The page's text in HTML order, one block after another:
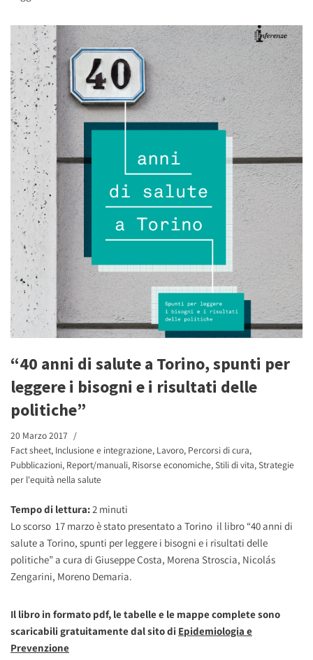
“40 anni di salute a Torino, spunti per
leggere i bisogni e i risultati delle
politiche”
20 Marzo 2017
Fact sheet, Inclusione e integrazione, Lavoro, Percorsi di cura,
Pubblicazioni, Report/manuali, Risorse economiche,Stili di vita,Strategie
per l'equità nella salute
Tempo di lettura:2 minuti
Lo scorso 17 marzo è stato presentato a Torino il libro “40 anni di
salute a Torino, spunti per leggere i bisogni e i risultati delle
politiche” a cura di Giuseppe Costa, Morena Stroscia, Nicolás
Zengarini, Moreno Demaria.
Il libro in formato pdf, le tabelle e le mappe complete sono
scaricabili gratuitamente dal sito di Epidemiologia e
Prevenzione